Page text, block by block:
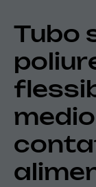
Tubo